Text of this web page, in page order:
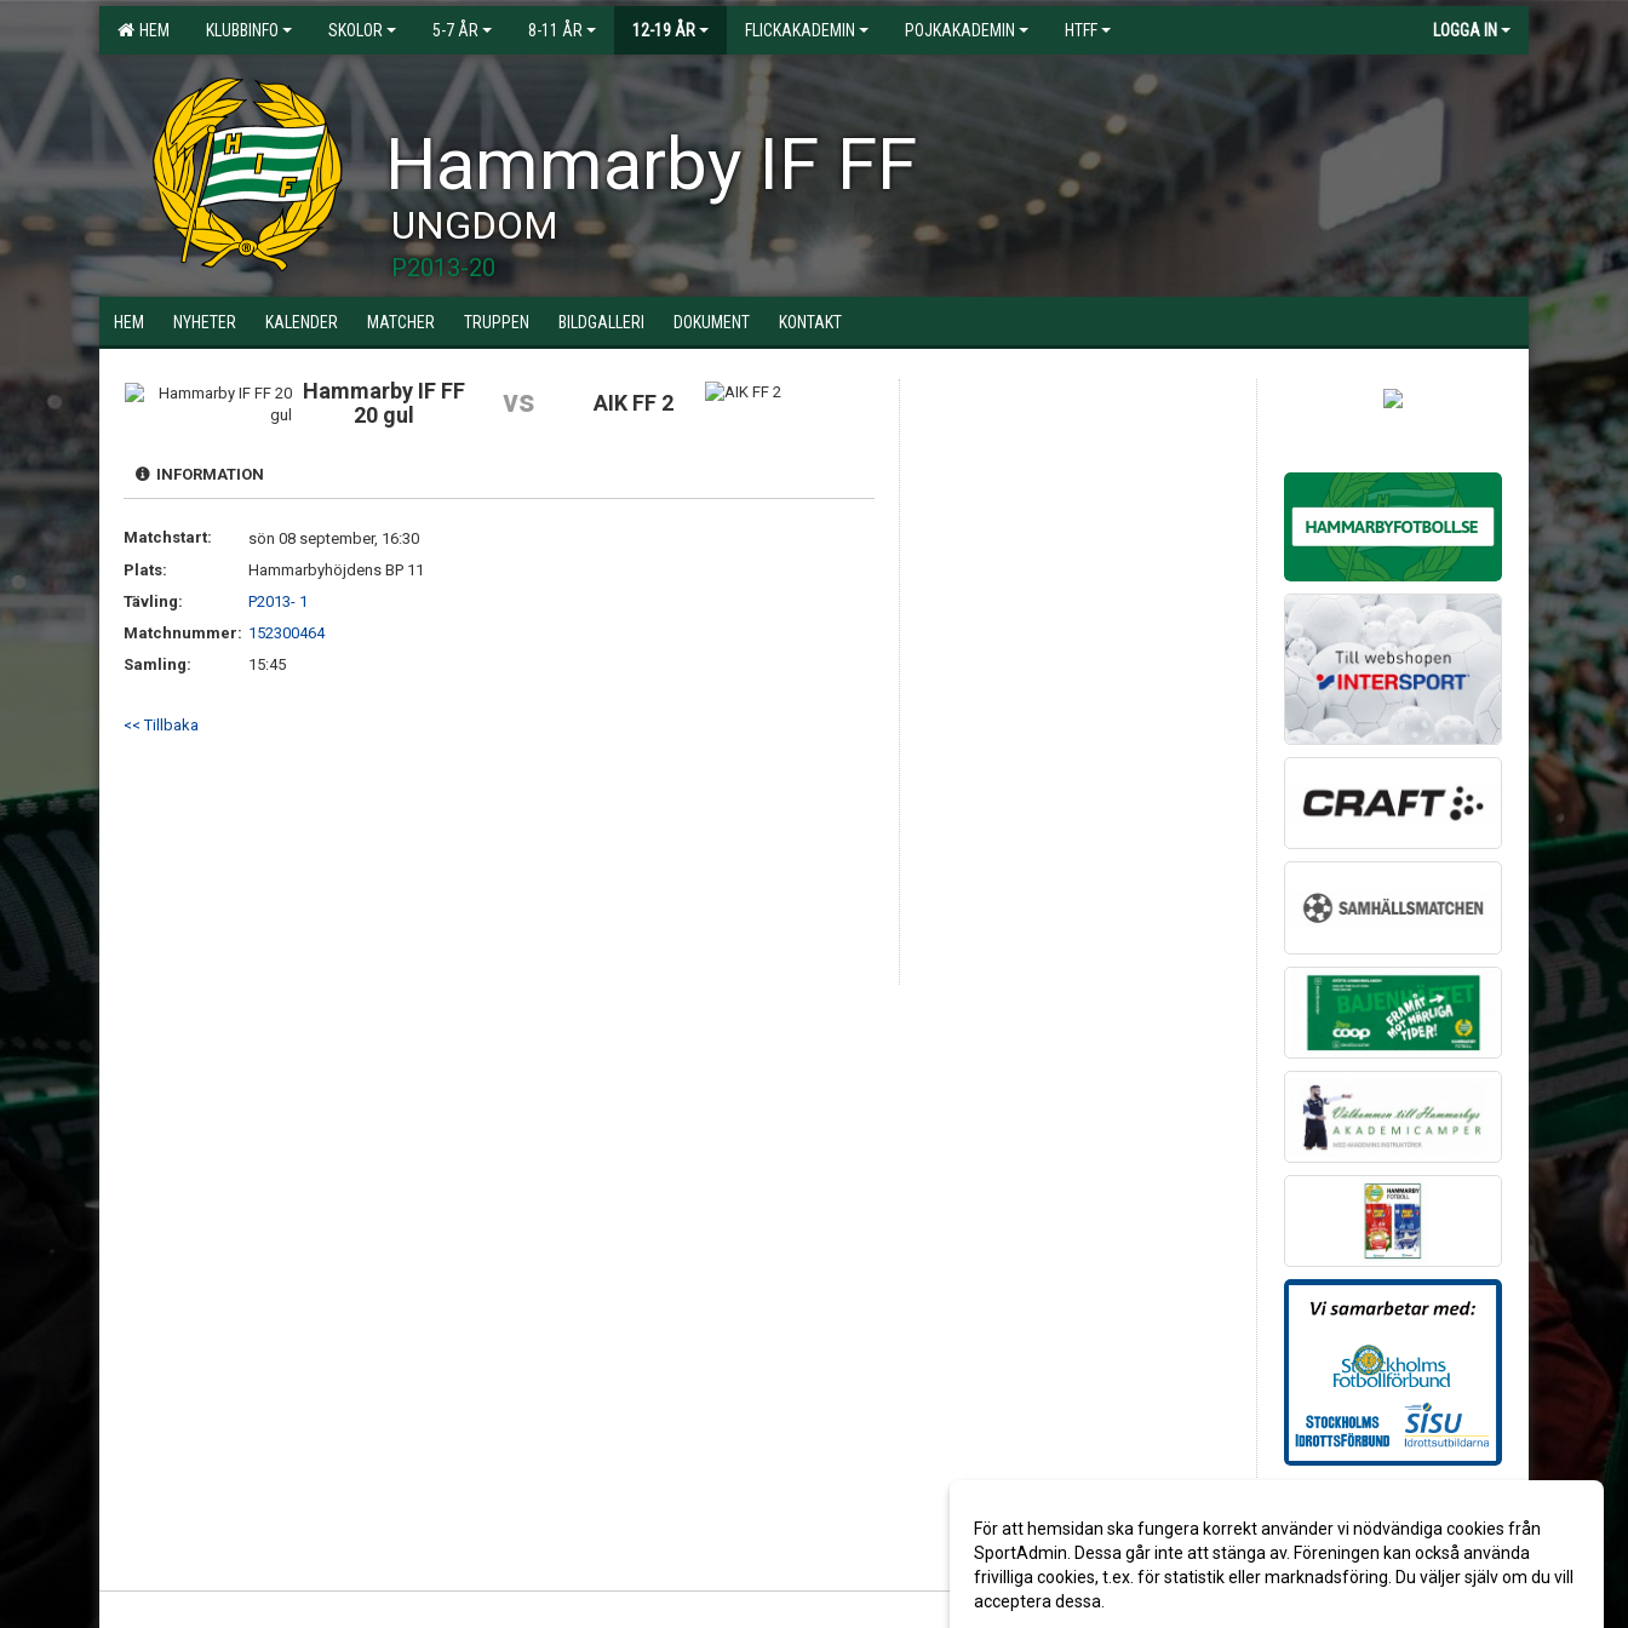
HEM KLUBBINFO SKOLOR 5-7 ÅR 8-11 ÅR 12-19 ÅR FLICKAKADEMIN POJKAKADEMIN HTFF LOGGA IN
Hammarby IF FF
UNGDOM
P2013-20
HEM NYHETER KALENDER MATCHER TRUPPEN BILDGALLERI DOKUMENT KONTAKT
Hammarby IF FF
20 gul
vs AIK FF 2
INFORMATION
Matchstart:
sön 08 september, 16:30
Plats:
Hammarbyhöjdens BP 11
Tävling:
P2013- 1
Matchnummer: 152300464
Samling:
15:45
<< Tillbaka
För att hemsidan ska fungera korrekt använder vi nödvändiga cookies från
SportAdmin. Dessa går inte att stänga av. Föreningen kan också använda
frivilliga cookies, t.ex. för statistik eller marknadsföring. Du väljer själv om du vill
acceptera dessa.